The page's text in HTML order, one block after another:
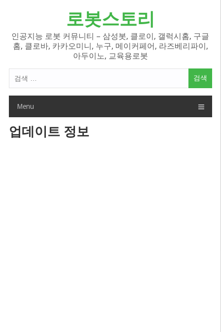
로봇스토리
인공지능 로봇 커뮤니티 – 삼성봇, 클로이, 갤럭시홈, 구글
홈, 클로바, 카카오미니, 누구, 메이커페어, 라즈베리파이,
아두이노, 교육용로봇
색
Menu
업데이트 정보